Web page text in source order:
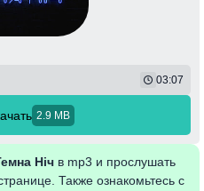
03:07
2.9 MB
Ніч в mp3 и прослушать
Также ознакомьтесь с